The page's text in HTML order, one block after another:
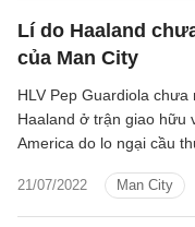
Lí do Haaland
của Man City
21/07/2022 Man City
HLV Pep Guardiola chưa
Haaland ở trận giao hữu
America do lo ngại cầu